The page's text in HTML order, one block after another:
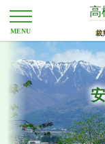
高
裁